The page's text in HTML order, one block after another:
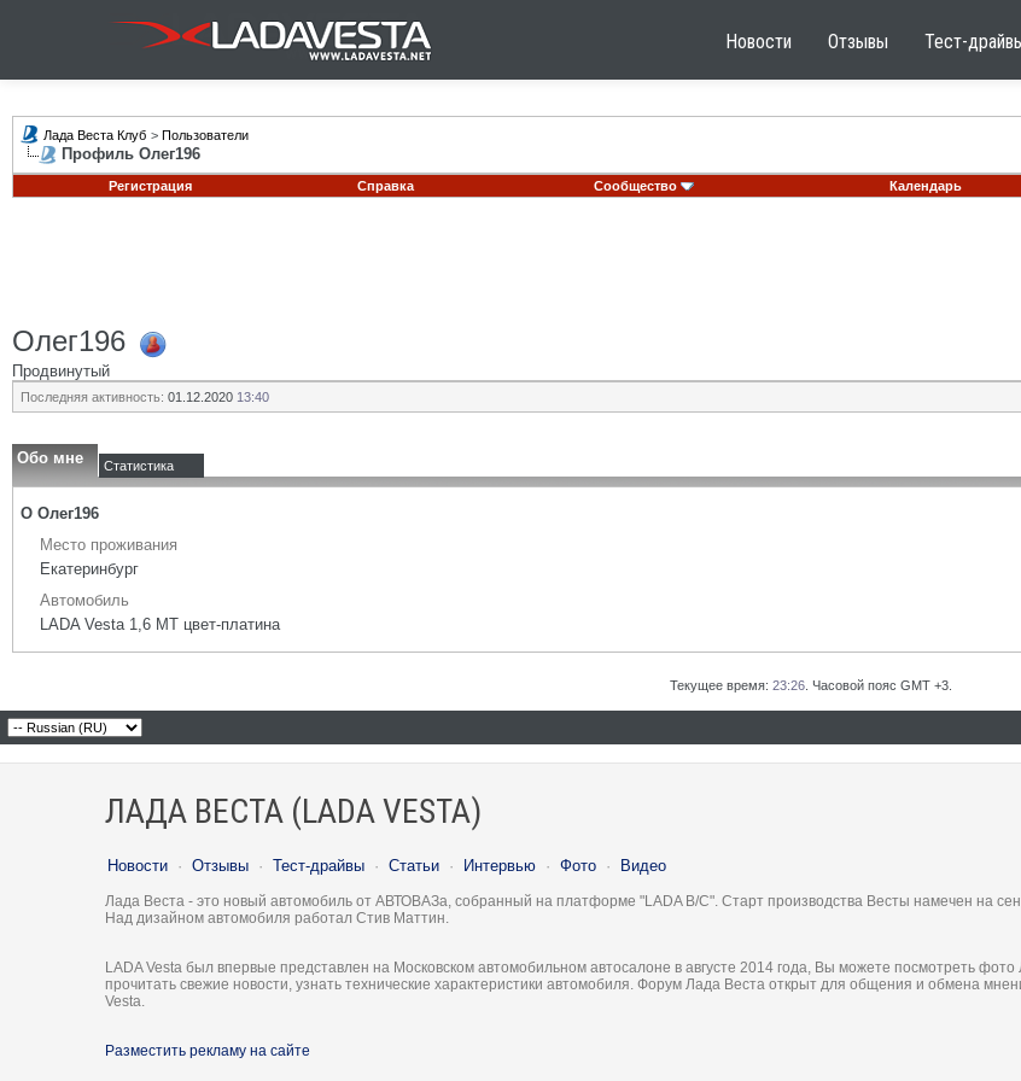
Новости Отзывы Тест-
Лада Веста Клуб > Пользователи
Профиль Олег196
Регистрация
Справка Сообщество Календарь
Олег196
Продвинутый
Последняя активность: 01.12.2020 13:40
Обо мне Статистика
О Олег196
Место проживания
Екатеринбург
Автомобиль
LADA Vesta 1,6 МТ цвет-платина
Текущее время: 23:26 . Часовой пояс GMT +3.
ЛАДА ВЕСТА (LADA VESTA)
Новости · Отзывы · Тест-драйвы · Статьи · Интервью · Фото · Видео
Лада Веста - это новый автомобиль от АВТОВАЗа, собранный на платформе "LADA B/C". Старт производства Весты намечен на
Над дизайном автомобиля работал Стив Маттин.
LADA Vesta был впервые представлен на Московском автомобильном автосалоне в августе 2014 года, Вы можете посмотреть фото
прочитать свежие новости, узнать технические характеристики автомобиля. Форум Лада Веста открыт для общения и обмена
Vesta.
Разместить рекламу на сайте